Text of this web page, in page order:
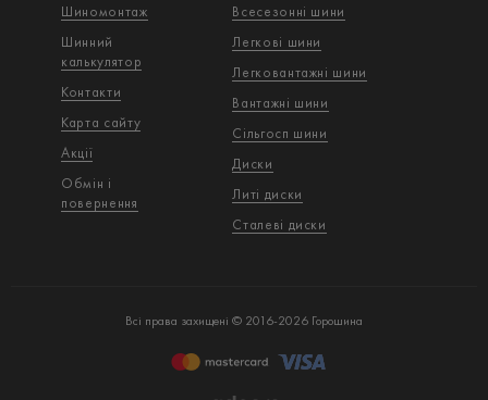
Шиномонтаж
Шинний
калькулятор
Контакти
Карта сайту
Акції
Обмін і
повернення
Всесезонні шини
Легкові шини
Легковантажнi шини
Вантажнi шини
Сільгосп шини
Диски
Литі диски
Сталеві диски
Всі права захищені © 2016-2026 Горошина